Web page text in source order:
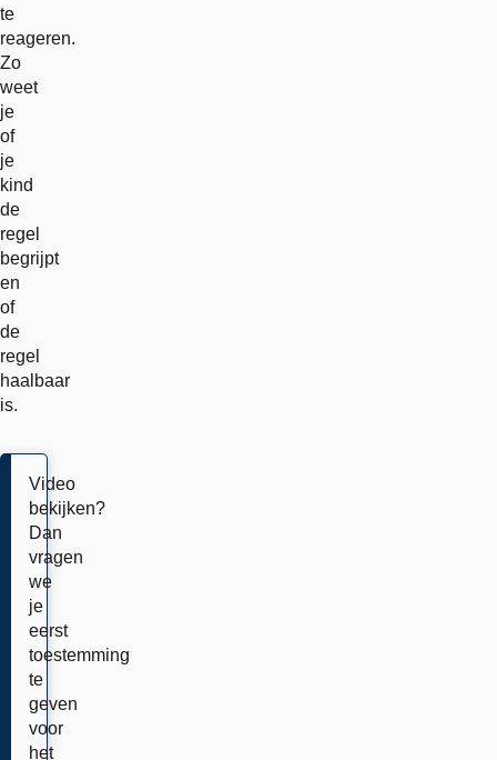
te
reageren.
Zo
weet
je
of
je
kind
de
regel
begrijpt
en
of
de
regel
haalbaar
is.
Video
bekijken?
Dan
vragen
we
je
eerst
toestemming
te
geven
voor
het